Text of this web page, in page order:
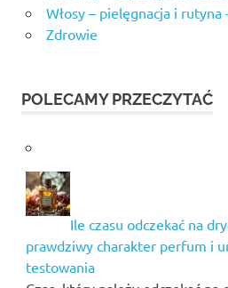
Włosy – pielęgnacja i rutyna
Zdrowie
POLECAMY PRZECZYTAĆ
Ile czasu odczekać na
prawdziwy charakter perfum i
testowania